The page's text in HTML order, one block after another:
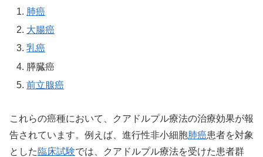
肺癌
大腸癌
乳癌
膵臓癌
前立腺癌
これらの癌種において、クアドルプル療法の治療効果が報
告されています。例えば、進行性非小細胞肺癌患者を対象
とした臨床試験では、クアドルプル療法を受けた患者群